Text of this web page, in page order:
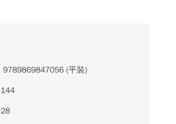
9789869847056 (平裝)
144
28